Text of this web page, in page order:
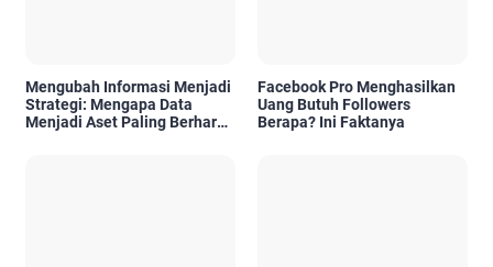
Mengubah Informasi Menjadi
Strategi: Mengapa Data
Menjadi Aset Paling Berharga
Facebook Pro Menghasilkan
Uang Butuh Followers
Berapa? Ini Faktanya